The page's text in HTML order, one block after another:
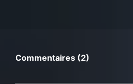
Commentaires (2)